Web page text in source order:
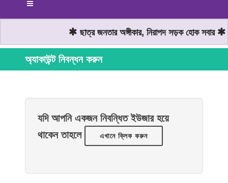
ছাত্র জনতার অঙ্গীকার, নিরাপদ সড়ক হোক সবার
অ্যাকাউন্ট নিবন্ধন করুন
যদি আপনি একজন নিবন্ধিত ইউজার হয়ে
থাকেন তাহলে
এখানে ক্লিক করুন